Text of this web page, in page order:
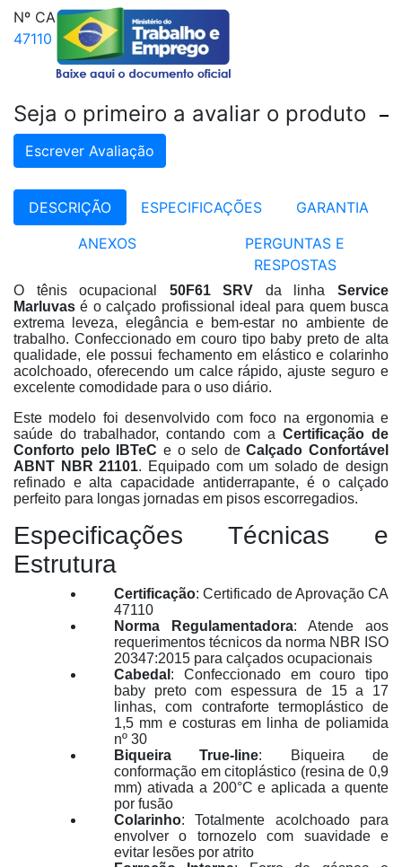
Nº CA
47110
Seja o primeiro a avaliar o produto
Escrever Avaliação
DESCRIÇÃO ESPECIFICAÇÕES
GARANTIA
ANEXOS
PERGUNTAS E
RESPOSTAS
O tênis ocupacional 50F61 SRV da linhaService
Marluvas é o calçado profissional ideal para quem busca
extrema leveza, elegância e bem-estar no ambiente de
trabalho. Confeccionado em couro tipo baby preto de alta
qualidade, ele possui fechamento em elástico e colarinho
acolchoado, oferecendo um calce rápido, ajuste seguro e
excelente comodidade para o uso diário.
Este modelo foi desenvolvido com foco na ergonomia e
saúde do trabalhador, contando com a Certificação de
Conforto pelo IBTeC e o selo deCalçado Confortável
ABNT NBR 21101. Equipado com um solado de design
refinado e alta capacidade antiderrapante, é o calçado
perfeito para longas jornadas em pisos escorregadios.
Especificações Técnicas e
Estrutura
Certificação: Certificado de Aprovação CA
47110
Norma Regulamentadora: Atende aos
requerimentos técnicos da norma NBR ISO
20347:2015 para calçados ocupacionais
Cabedal : Confeccionado em couro tipo
baby preto com espessura de 15 a 17
linhas, com contraforte termoplástico de
1,5 mm e costuras em linha de poliamida
nº 30
Biqueira True-line: Biqueira de
conformação em citoplástico (resina de 0,9
mm) ativada a 200°C e aplicada a quente
por fusão
Colarinho: Totalmente acolchoado para
envolver o tornozelo com suavidade e
evitar lesões por atrito